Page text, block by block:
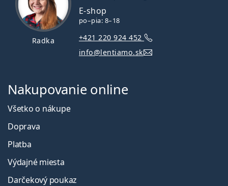
Radka
E-shop
po–pia: 8–18
+421 220 924 452
info@lentiamo.sk
Nakupovanie online
Všetko o nákupe
Doprava
Platba
Výdajné miesta
Darčekový poukaz